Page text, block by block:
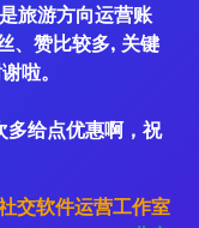
旅游方向运营账
、赞比较多, 关键
啦。
多给点优惠啊，祝
交软件运营工作室